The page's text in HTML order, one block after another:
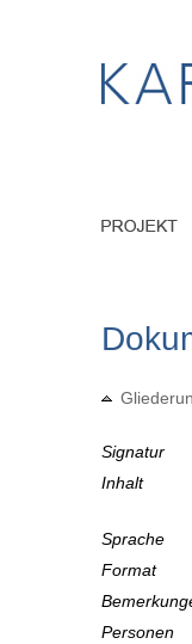
Signatur
Inhalt
Sprache
Format
Personen